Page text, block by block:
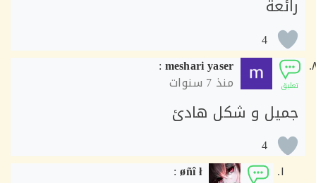
4
meshari yaser
:
منذ
و شكل هادئ
4
øñî ł